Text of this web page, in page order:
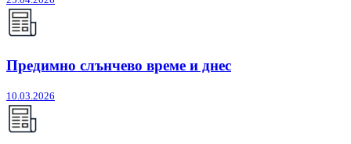
Предимно слънчево време и днес
10.03.2026